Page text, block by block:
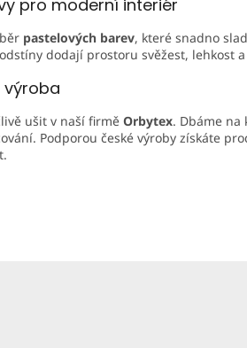
pro moderní interiér
pastelových barev, které snadno
dodají prostoru svěžest, lehkost
výroba
ušit v naší firmě Orbytex. Dbáme na
Podporou české výroby získáte